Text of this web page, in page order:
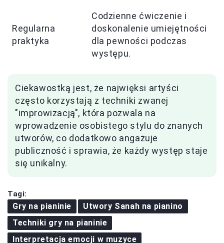
Regularna
praktyka
Codzienne ćwiczenie i
doskonalenie umiejętności
dla pewności podczas
występu.
Ciekawostką jest, że najwięksi artyści
często korzystają z techniki zwanej
"improwizacją", która pozwala na
wprowadzenie osobistego stylu do znanych
utworów, co dodatkowo angażuje
publiczność i sprawia, że każdy występ staje
się unikalny.
Tagi:
Gry na pianinie
Utwory Sanah na pianino
Techniki gry na pianinie
Interpretacja emocji w muzyce